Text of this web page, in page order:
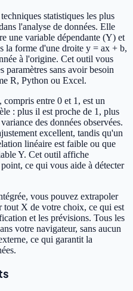
statistiques les plus
l'analyse de données. Elle
une variable dépendante (Y) et
la forme d'une droite y = ax + b,
à l'origine. Cet outil vous
paramètres sans avoir besoin
R, Python ou Excel.
entre 0 et 1, est un
: plus il est proche de 1, plus
des données observées.
excellent, tandis qu'un
linéaire est faible ou que
Y. Cet outil affiche
ce qui vous aide à détecter
vous pouvez extrapoler
tout X de votre choix, ce qui est
et les prévisions. Tous les
votre navigateur, sans aucun
ce qui garantit la